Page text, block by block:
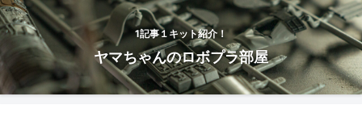
1記事１キット紹介！
ヤマちゃんのロボプラ部屋